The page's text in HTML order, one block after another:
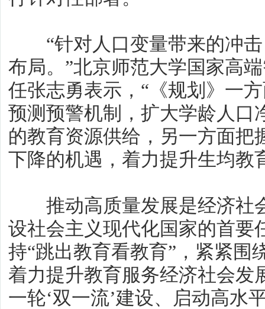
“针对人口变量带来的冲击
布局。”北京师范大学国家高
任张志勇表示，“《规划》一
预测预警机制，扩大学龄人口
的教育资源供给，另一方面把
下降的机遇，着力提升生均教
推动高质量发展是经济社
设社会主义现代化国家的首要
持“跳出教育看教育”，紧紧围
着力提升教育服务经济社会发
一轮‘双一流’建设、启动高水